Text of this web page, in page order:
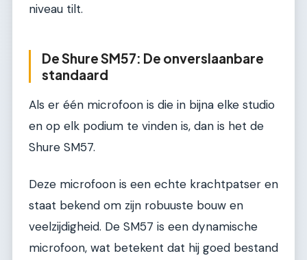
niveau tilt.
De Shure SM57: De onverslaanbare
standaard
Als er één microfoon is die in bijna elke studio
en op elk podium te vinden is, dan is het de
Shure SM57.
Deze microfoon is een echte krachtpatser en
staat bekend om zijn robuuste bouw en
veelzijdigheid. De SM57 is een dynamische
microfoon, wat betekent dat hij goed bestand